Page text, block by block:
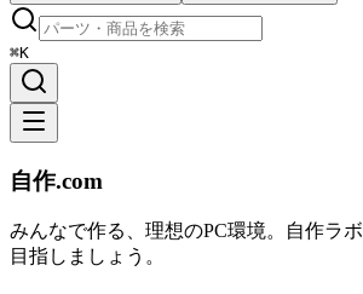
⌘K
自作.com
みんなで作る、理想のPC環境。 自作ラボ
目指しましょう。